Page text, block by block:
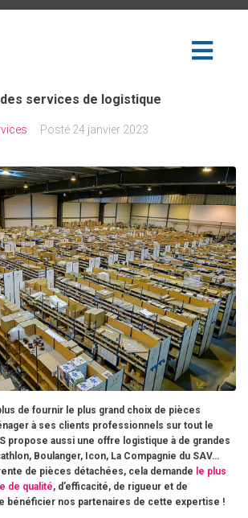
des services de logistique
Posté 24 janvier 2023
de fournir le plus grand choix de pièces
à ses clients professionnels sur tout le
propose aussi une offre logistique à de grandes
Boulanger, Icon, La Compagnie du SAV…
de pièces détachées, cela demande le plus
de qualité, d’efficacité, de rigueur et de
bénéficier nos partenaires de cette expertise !